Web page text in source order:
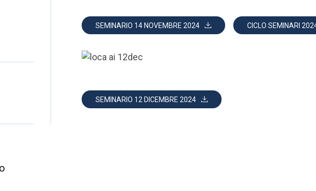
SEMINARIO 14 NOVEMBRE 2024 CICLO SEMINARI
SEMINARIO 12 DICEMBRE 2024